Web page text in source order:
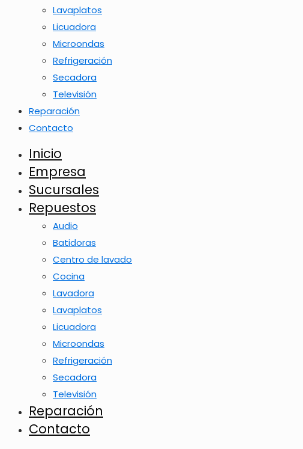
Lavaplatos
Licuadora
Microondas
Refrigeración
Secadora
Televisión
Reparación
Contacto
Inicio
Empresa
Sucursales
Repuestos
Audio
Batidoras
Centro de lavado
Cocina
Lavadora
Lavaplatos
Licuadora
Microondas
Refrigeración
Secadora
Televisión
Reparación
Contacto